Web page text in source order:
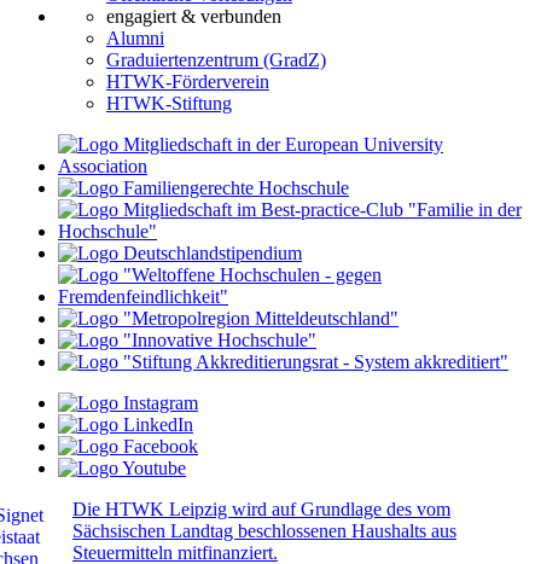
engagiert & verbunden
Alumni
Graduiertenzentrum (GradZ)
HTWK-Förderverein
HTWK-Stiftung
Die HTWK Leipzig wird auf Grundlage des vom
Sächsischen Landtag beschlossenen Haushalts aus
Steuermitteln mitfinanziert.